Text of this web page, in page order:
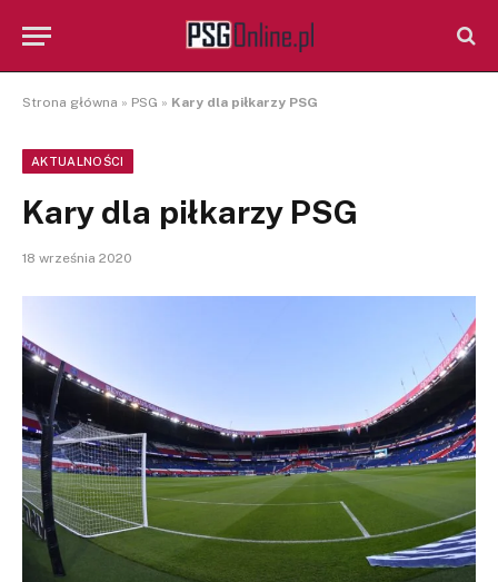
Strona główna » PSG » Kary dla piłkarzy PSG
AKTUALNOŚCI
Kary dla piłkarzy PSG
18 września 2020